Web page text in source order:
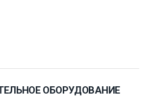
ОБОРУДОВАНИЕ